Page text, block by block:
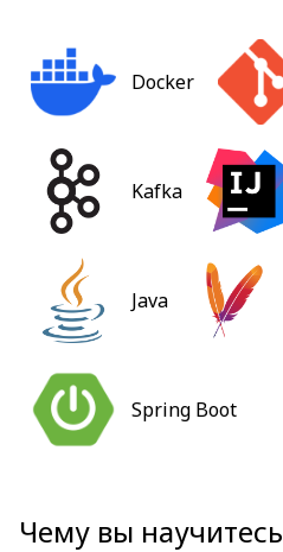
Docker
Kafka
Java
Spring Boot
Чему вы научитесь